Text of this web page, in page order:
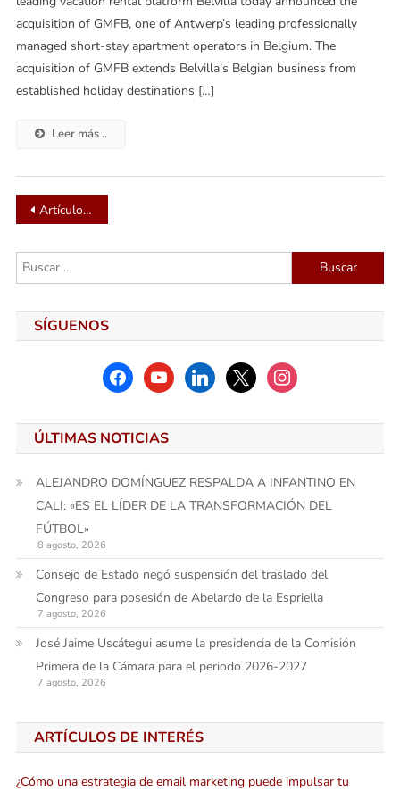
acquisition of GMFB, one of Antwerp’s leading professionally
managed short-stay apartment operators in Belgium. The
acquisition of GMFB extends Belvilla’s Belgian business from
established holiday destinations […]
Leer más ..
Navegación
de
entradas
Artículos antiguos
Buscar:
SÍGUENOS
facebookyoutubelinkedinx instagram
ÚLTIMAS NOTICIAS
ALEJANDRO DOMÍNGUEZ RESPALDA A INFANTINO EN
CALI: «ES EL LÍDER DE LA TRANSFORMACIÓN DEL
FÚTBOL»
8 agosto, 2026
Consejo de Estado negó suspensión del traslado del
Congreso para posesión de Abelardo de la Espriella
7 agosto, 2026
José Jaime Uscátegui asume la presidencia de la Comisión
Primera de la Cámara para el periodo 2026-2027
7 agosto, 2026
ARTÍCULOS DE INTERÉS
¿Cómo una estrategia de email marketing puede impulsar tu